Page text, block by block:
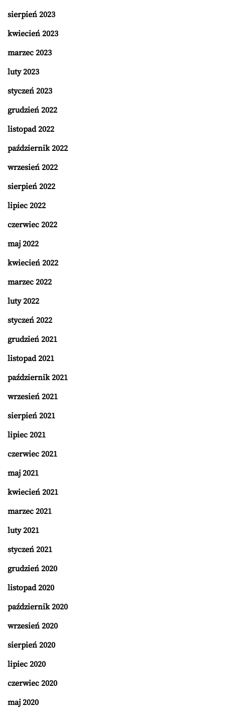
sierpień 2023
kwiecień 2023
marzec 2023
luty 2023
styczeń 2023
grudzień 2022
listopad 2022
październik 2022
wrzesień 2022
sierpień 2022
lipiec 2022
czerwiec 2022
maj 2022
kwiecień 2022
marzec 2022
luty 2022
styczeń 2022
grudzień 2021
listopad 2021
październik 2021
wrzesień 2021
sierpień 2021
lipiec 2021
czerwiec 2021
maj 2021
kwiecień 2021
marzec 2021
luty 2021
styczeń 2021
grudzień 2020
listopad 2020
październik 2020
wrzesień 2020
sierpień 2020
lipiec 2020
czerwiec 2020
maj 2020